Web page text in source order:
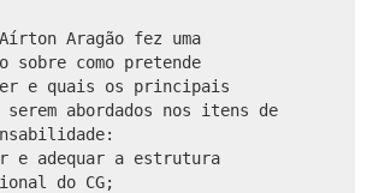
Aragão fez uma
sobre como pretende
e quais os principais
abordados nos itens de
e adequar a estrutura
do CG;